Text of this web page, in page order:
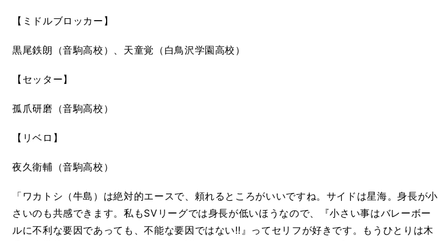
【ミドルブロッカー】
黒尾鉄朗（音駒高校）、天童覚（白鳥沢学園高校）
【セッター】
孤爪研磨（音駒高校）
【リベロ】
夜久衛輔（音駒高校）
「ワカトシ（牛島）は絶対的エースで、頼れるところがいいですね。サイドは星海。身長が小
さいのも共感できます。私もSVリーグでは身長が低いほうなので、『小さい事はバレーボー
ルに不利な要因であっても、不能な要因ではない‼』ってセリフが好きです。もうひとりは木